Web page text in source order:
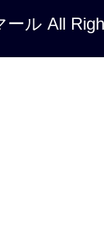
ル All